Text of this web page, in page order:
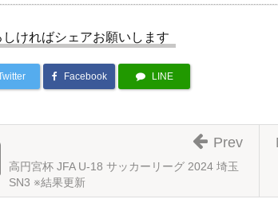
しければシェアお願いします
Facebook LINE
高円宮杯 JFA U-18 サッカーリーグ 2024 埼玉
SN3 ※結果更新
Prev